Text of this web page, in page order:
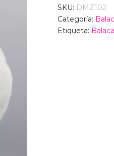
SKU: DMZ102
Categoría:
Etiqueta: Balaca